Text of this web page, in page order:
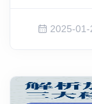
松实现移
2025-